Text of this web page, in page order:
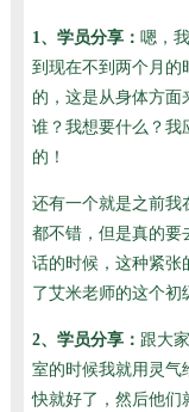
1、学员分享： 嗯，
到现在不到两个月的
的，这是从身体方面
谁？我想要什么？我
的！
还有一个就是之前我
都不错，但是真的要
话的时候，这种紧张
了艾米老师的这个初
2、学员分享： 跟大
室的时候我就用灵气
快就好了，然后他们